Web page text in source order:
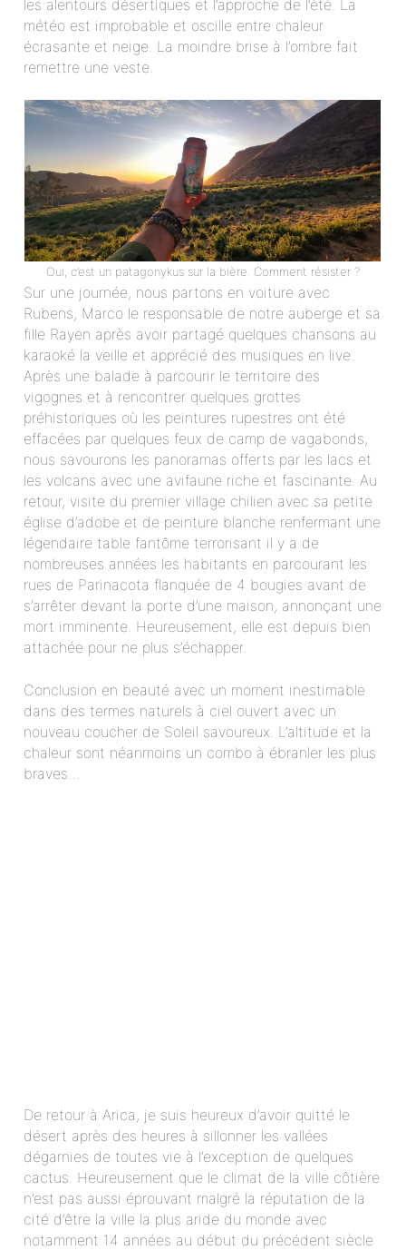
les alentours désertiques et l’approche de l’été. La
météo est improbable et oscille entre chaleur
écrasante et neige. La moindre brise à l’ombre fait
remettre une veste.
Oui, c’est un patagonykus sur la bière. Comment résister ?
Sur une journée, nous partons en voiture avec
Rubens, Marco le responsable de notre auberge et sa
fille Rayen après avoir partagé quelques chansons au
karaoké la veille et apprécié des musiques en live.
Après une balade à parcourir le territoire des
vigognes et à rencontrer quelques grottes
préhistoriques où les peintures rupestres ont été
effacées par quelques feux de camp de vagabonds,
nous savourons les panoramas offerts par les lacs et
les volcans avec une avifaune riche et fascinante. Au
retour, visite du premier village chilien avec sa petite
église d’adobe et de peinture blanche renfermant une
légendaire table fantôme terrorisant il y a de
nombreuses années les habitants en parcourant les
rues de Parinacota flanquée de 4 bougies avant de
s’arrêter devant la porte d’une maison, annonçant une
mort imminente. Heureusement, elle est depuis bien
attachée pour ne plus s’échapper.
Conclusion en beauté avec un moment inestimable
dans des termes naturels à ciel ouvert avec un
nouveau coucher de Soleil savoureux. L’altitude et la
chaleur sont néanmoins un combo à ébranler les plus
braves…
De retour à Arica, je suis heureux d’avoir quitté le
désert après des heures à sillonner les vallées
dégarnies de toutes vie à l’exception de quelques
cactus. Heureusement que le climat de la ville côtière
n’est pas aussi éprouvant malgré la réputation de la
cité d’être la ville la plus aride du monde avec
notamment 14 années au début du précédent siècle